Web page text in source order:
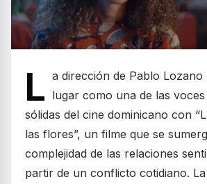
L a dirección de Pablo
lugar como una de las
sólidas del cine dominicano con
las flores”, un filme que se
complejidad de las relaciones
partir de un conflicto cotidiano.